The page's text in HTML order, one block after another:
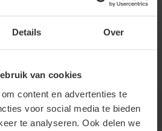
Details Over
van cookies
content en advertenties te
voor social media te bieden
te analyseren. Ook delen we